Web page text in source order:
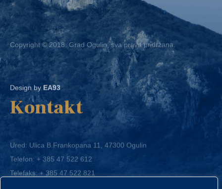
Copyright © 2018. Grad Ogulin, sva prava pridržana.
Design by EA93
Kontakt
Ured: Ulica B.Frankopana 11, 47300 Ogulin
Telefon:+ 385 47 522 612
Telefaks: + 385 47 522 821
E-mail:grad-ogulin@ogulin.hr